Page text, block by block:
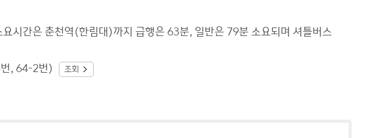
시간은 춘천역(한림대)까지 급행은 63분, 일반은 79분 소요되며 셔틀버스
, 64-2번)
조회